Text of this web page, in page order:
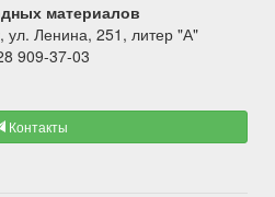
материалов
ул. Ленина, 251, литер "А"
909-37-03
Контакты